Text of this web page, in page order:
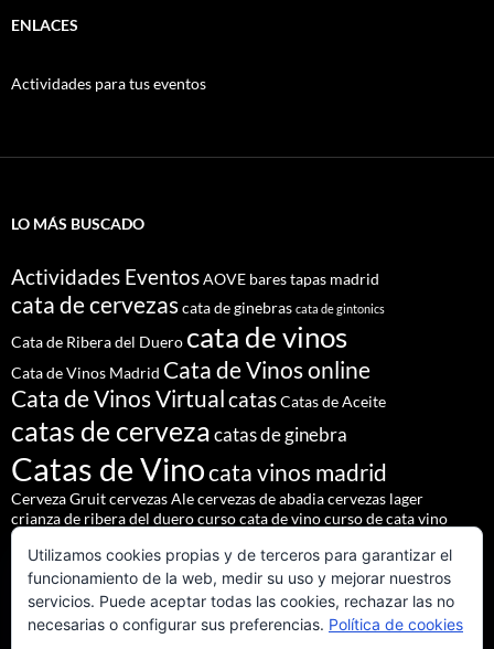
ENLACES
Actividades para tus eventos
LO MÁS BUSCADO
Actividades EventosAOVE bares tapas madrid
cata de cervezascata de ginebras cata de gintonics
Cata de Ribera del Duero cata de vinos
Cata de Vinos Madrid Cata de Vinos online
Cata de Vinos VirtualcatasCatas de Aceite
catas de cervezacatas de ginebra
Catas de Vinocata vinos madrid
Cerveza Gruitcervezas Alecervezas de abadiacervezas lager
crianza de ribera del duerocurso cata de vinocurso de cata vino
Denominación de Origen Ribera del Duero
eventos de autoreventos madrid Godello lúpulo
martueMESÓN DEL CID Nacho Terolpilsner urquell
restaurante madridrestaurantes alrededores madrid
Utilizamos cookies propias y de terceros para garantizar el
funcionamiento de la web, medir su uso y mejorar nuestros
servicios. Puede aceptar todas las cookies, rechazar las no
necesarias o configurar sus preferencias. Política de cookies